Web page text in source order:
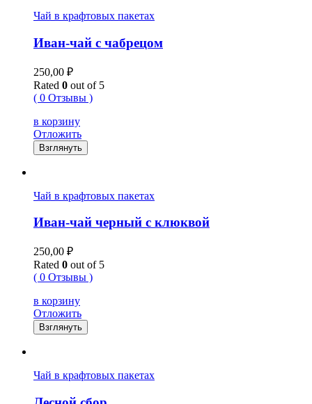
Чай в крафтовых пакетах
Иван-чай с чабрецом
250,00 ₽
Rated 0 out of 5
( 0 Отзывы )
в корзину
Отложить
Взглянуть
Чай в крафтовых пакетах
Иван-чай черный с клюквой
250,00 ₽
Rated 0 out of 5
( 0 Отзывы )
в корзину
Отложить
Взглянуть
Чай в крафтовых пакетах